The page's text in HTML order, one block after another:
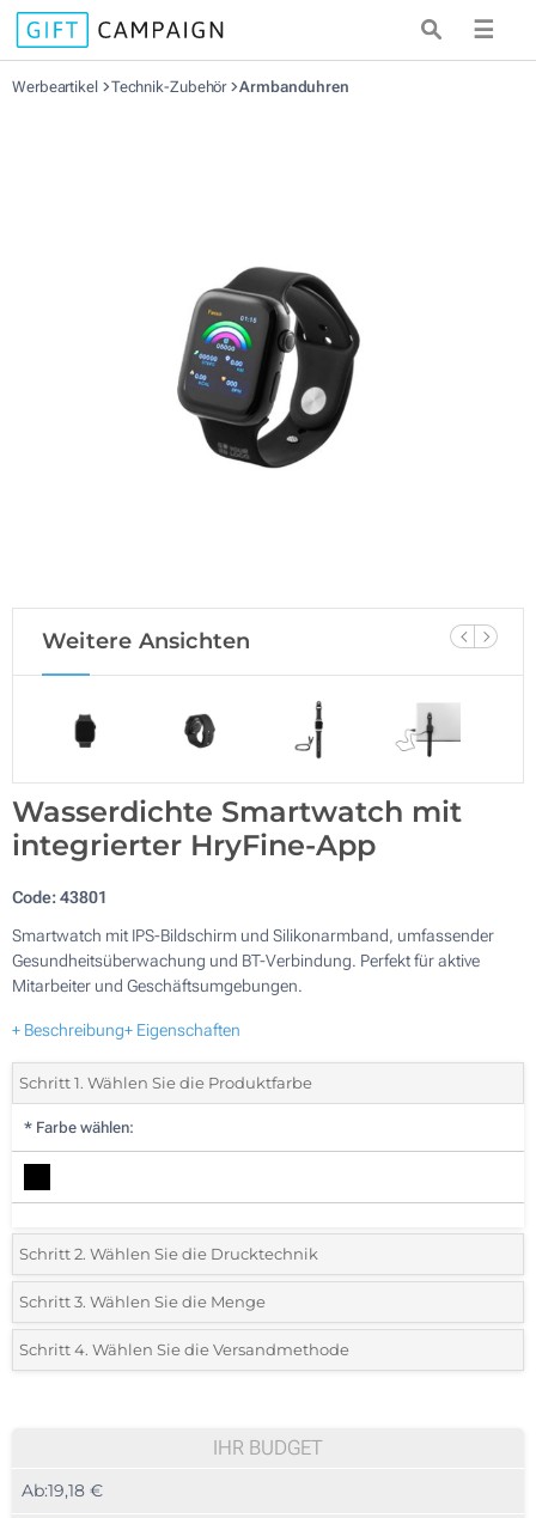
☰
Werbeartikel Technik-Zubehör Armbanduhren
Weitere Ansichten
Wasserdichte Smartwatch mit
integrierter HryFine-App
Code:43801
Smartwatch mit IPS-Bildschirm und Silikonarmband, umfassender
Gesundheitsüberwachung und BT-Verbindung. Perfekt für aktive
Mitarbeiter und Geschäftsumgebungen.
+ Beschreibung+ Eigenschaften
Schritt 1. Wählen Sie die Produktfarbe
* Farbe wählen:
Schritt 2. Wählen Sie die Drucktechnik
*Wählen Sie die Druck- und Farbtechniken für Ihr Logo:
Lasergravur (Auf dem Armband)
Schritt 3. Wählen Sie die Menge
*Bitte wählen Sie Ihre gewünschte Menge
10
Schritt 4. Wählen Sie die Versandmethode
IHR BUDGET
Ab:19,18 €